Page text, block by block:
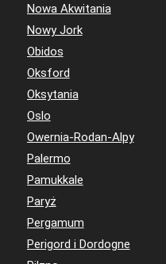
Nowa Akwitania
Nowy Jork
Obidos
Oksford
Oksytania
Oslo
Owernia-Rodan-Alpy
Palermo
Pamukkale
Paryż
Pergamum
Perigord i Dordogne